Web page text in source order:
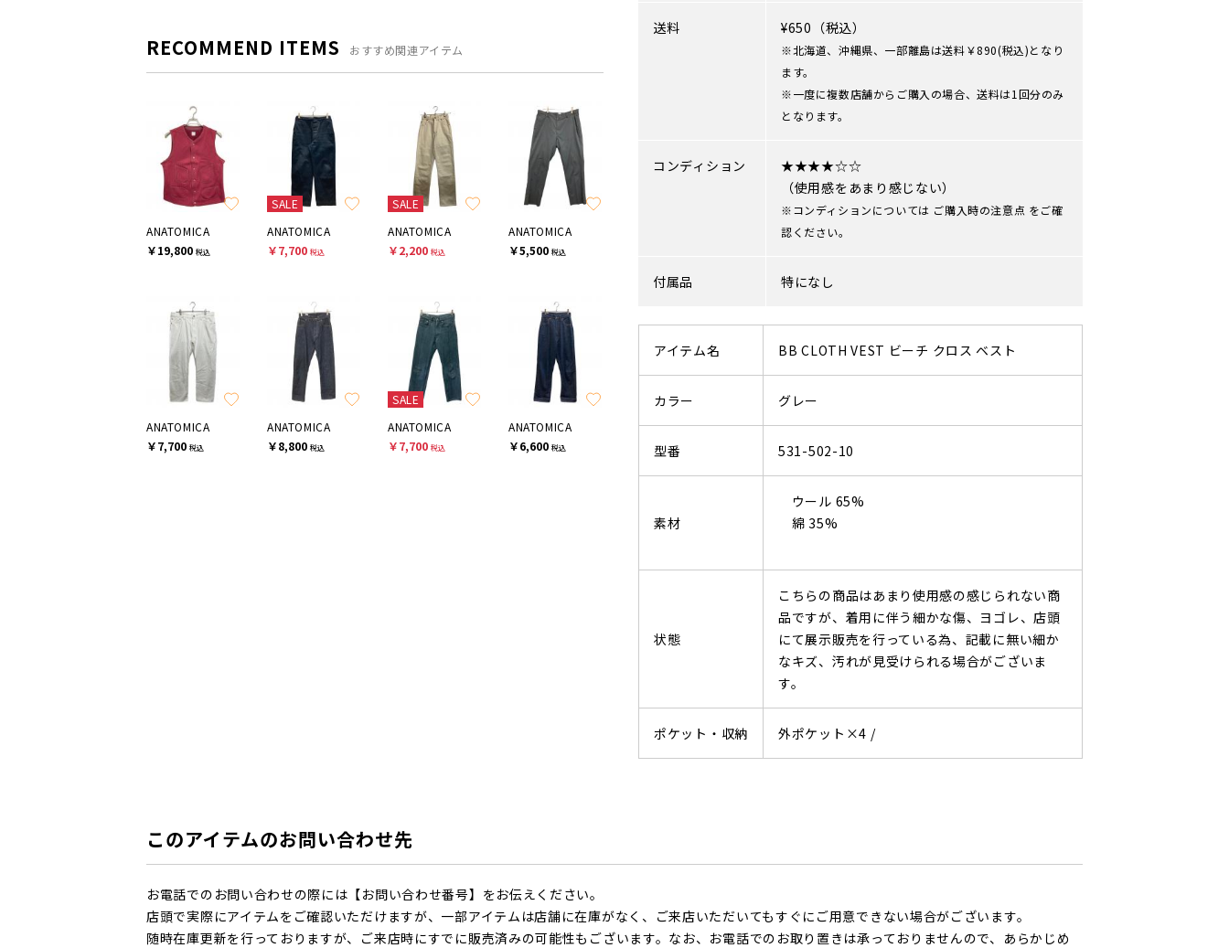
RECOMMEND ITEMS おすすめ関連アイテム
ANATOMICA
￥19,800 税込
SALE
ANATOMICA
￥7,700 税込
SALE
ANATOMICA
￥2,200 税込
ANATOMICA
￥5,500 税込
ANATOMICA
￥7,700 税込
ANATOMICA
￥8,800 税込
SALE
ANATOMICA
￥7,700 税込
ANATOMICA
￥6,600 税込
送料 ¥650（税込）
※北海道、沖縄県、一部離島は送料￥890(税込)となり
ます。
※一度に複数店舗からご購入の場合、送料は1回分のみ
となります。
コンディション
★★★★☆☆
（使用感をあまり感じない）
※コンディションについては ご購入時の注意点 をご確
認ください。
付属品 特になし
アイテム名 BB CLOTH VEST ビーチ クロス ベスト
カラー グレー
型番 531-502-10
素材
ウール 65%
綿 35%
状態
こちらの商品はあまり使用感の感じられない商
品ですが、着用に伴う細かな傷、ヨゴレ、店頭
にて展示販売を行っている為、記載に無い細か
なキズ、汚れが見受けられる場合がございま
す。
ポケット・収納 外ポケット×4 /
このアイテムのお問い合わせ先
お電話でのお問い合わせの際には【お問い合わせ番号】をお伝えください。
店頭で実際にアイテムをご確認いただけますが、一部アイテムは店舗に在庫がなく、ご来店いただいてもすぐにご用意できない場合がございます。
随時在庫更新を行っておりますが、ご来店時にすでに販売済みの可能性もございます。なお、お電話でのお取り置きは承っておりませんので、あらかじめ